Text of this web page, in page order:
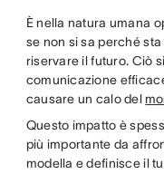
È nella natura umana
se non si sa perché
riservare il futuro. Ciò
comunicazione
causare un calo del
Questo impatto è
più importante da
modella e definisce il